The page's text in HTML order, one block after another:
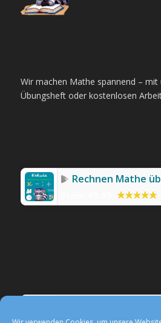
Wir machen Mathe spannend – mit
Übungsheft oder kostenlosen
Rechnen Mathe